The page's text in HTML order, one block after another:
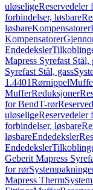
uløseligeReservedeler
forbindelser, løsbare
løsbareKompensatorer
Kompensatorer
Endedeksler
Mapress Syrefast Stål,
Syrefast Stål, gass
1.4401Rørnippel
MufferReduksjoner
for BendT-rør
uløseligeReservedeler
forbindelser, løsbare
løsbareEndedeksler
Endedeksler
Geberit Mapress
for rør
Mapress Therm